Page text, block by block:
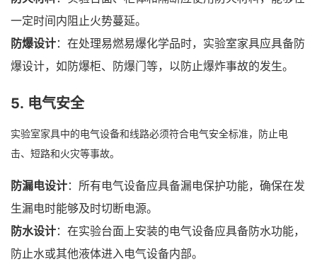
一定时间内阻止火势蔓延。
防爆设计：在处理易燃易爆化学品时，实验室家具应具备防
爆设计，如防爆柜、防爆门等，以防止爆炸事故的发生。
5. 电气安全
实验室家具中的电气设备和线路必须符合电气安全标准，防止电
击、短路和火灾等事故。
防漏电设计：所有电气设备应具备漏电保护功能，确保在发
生漏电时能够及时切断电源。
防水设计：在实验台面上安装的电气设备应具备防水功能，
防止水或其他液体进入电气设备内部。